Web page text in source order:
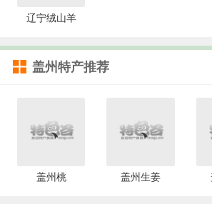
辽宁绒山羊
盖州特产推荐
盖州桃 盖州生姜